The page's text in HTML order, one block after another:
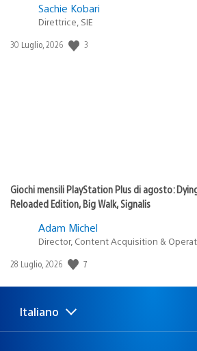
Sachie Kobari
Direttrice, SIE
Data
30 Luglio, 2026 3
Giochi mensili PlayStation Plus di agosto:
Reloaded Edition, Big Walk, Signalis
Adam Michel
Director, Content Acquisition &
Data
pubblicazione:
28 Luglio, 2026 7
Seleziona
una
Regione
attuale:
Italiano